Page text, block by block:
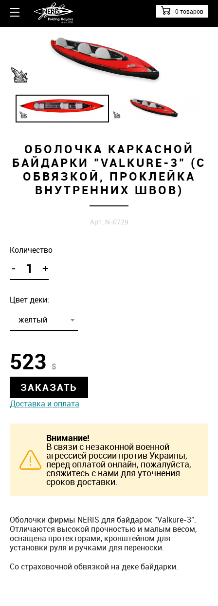
0 товаров
ОБОЛОЧКА КАРКАСНОЙ
БАЙДАРКИ "VALKURE-3" (С
ОБВЯЗКОЙ, ПРОКЛЕЙКА
ВНУТРЕННИХ ШВОВ)
Арт. N-0729
Количество
- +
Цвет деки:
желтый
523 $
ЗАКАЗАТЬ
Доставка и оплата
Внимание!
В связи с незаконной военной
агрессией россии против Украины,
перед оплатой онлайн, пожалуйста,
свяжитесь с нами для уточнения
сроков доставки.
Оболочки фирмы NERIS для байдарок "Valkure-3".
Отличаются высокой прочностью и малым весом,
оснащена протекторами, кронштейном для
установки руля и ручками для переноски.
Со страховочной обвязкой на деке байдарки.